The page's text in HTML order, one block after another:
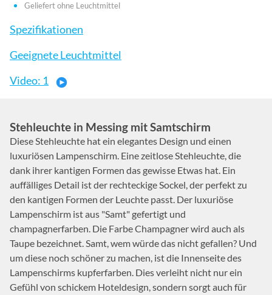
Geliefert ohne Leuchtmittel
Spezifikationen
Geeignete Leuchtmittel
Video: 1
Stehleuchte in Messing mit Samtschirm
Diese Stehleuchte hat ein elegantes Design und einen
luxuriösen Lampenschirm. Eine zeitlose Stehleuchte, die
dank ihrer kantigen Formen das gewisse Etwas hat. Ein
auffälliges Detail ist der rechteckige Sockel, der perfekt zu
den kantigen Formen der Leuchte passt. Der luxuriöse
Lampenschirm ist aus "Samt" gefertigt und
champagnerfarben. Die Farbe Champagner wird auch als
Taupe bezeichnet. Samt, wem würde das nicht gefallen? Und
um diese noch schöner zu machen, ist die Innenseite des
Lampenschirms kupferfarben. Dies verleiht nicht nur ein
Gefühl von schickem Hoteldesign, sondern sorgt auch für